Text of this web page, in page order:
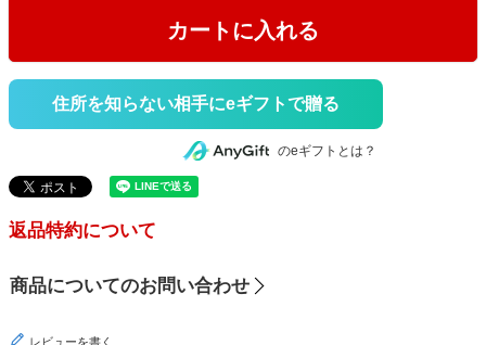
カートに入れる
住所を知らない相手にeギフトで贈る
のeギフトとは？
返品特約について
商品についてのお問い合わせ
レビューを書く